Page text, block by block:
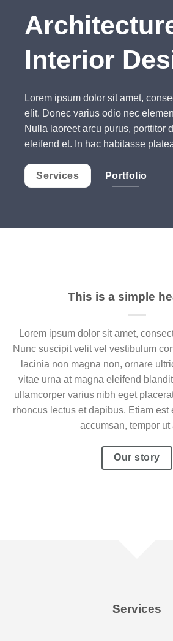
Interior
Lorem ipsum dolor sit amet,
elit. Donec varius odio nec
Nulla laoreet arcu purus, porttitor
eleifend et. In hac habitasse
Services Portfolio
This is a simple
Lorem ipsum dolor sit amet,
Nunc suscipit velit vel vestibulum
lacinia non magna non, ornare
vitae urna at magna eleifend
ullamcorper varius nibh eget
rhoncus lectus et dapibus. Etiam est
accumsan, tempor ut
Our story
Services